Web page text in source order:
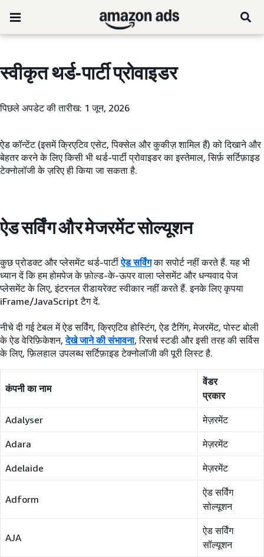
स्वीकृत थर्ड-पार्टी प्रोवाइडर
पिछले अपडेट की तारीख: 1 जून, 2026
ऐड कॉन्टेंट (इसमें क्रिएटिव एसेट, पिक्सेल और कुकीज़ शामिल हैं) को दिखाने और
बेहतर करने के लिए किसी भी थर्ड-पार्टी प्रोवाइडर का इस्तेमाल, सिर्फ़ सर्टिफ़ाइड
टेक्नोलॉजी के ज़रिए ही किया जा सकता है.
ऐड सर्विंग और मेजरमेंट सोल्यूशन
कुछ प्रोडक्ट और प्लेसमेंट थर्ड-पार्टीऐड सर्विंगका सपोर्ट नहीं करते हैं. यह भी
ध्यान दें कि हम होमपेज के फ़ोल्ड-के-ऊपर वाला प्लेसमेंट और धन्यवाद पेज
प्लेसमेंट के लिए, इंटरनल रीडायरेक्ट स्वीकार नहीं करते हैं. इनके लिए कृपया
iFrame/JavaScript टैग दें.
नीचे दी गई टेबल में ऐड सर्विंग, क्रिएटिव होस्टिंग, ऐड टैगिंग, मेजरमेंट, पोस्ट बोली
के ऐड वेरिफ़िकेशन,देखे जाने की संभावना, रिसर्च स्टडी और इसी तरह की सर्विस
के लिए, फ़िलहाल उपलब्ध सर्टिफ़ाइड टेक्नोलॉजी की पूरी लिस्ट है.
कंपनी का नाम
वेंडर
प्रकार
Adalyser मेज़रमेंट
Adara मेज़रमेंट
Adelaide मेज़रमेंट
Adform
ऐड सर्विंग
सोल्यूशन
AJA
ऐड सर्विंग
सॉल्यूशन